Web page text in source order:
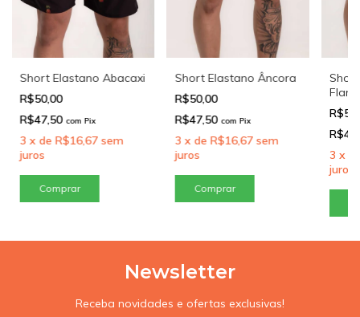
Short Elastano Abacaxi
R$50,00
R$47,50 com Pix
3 x de R$16,67 sem
juros
Comprar
Short Elastano Âncora
R$50,00
R$47,50 com Pix
3 x de R$16,67 sem
juros
Comprar
3 x
juros
Newsletter
Receba novidades e ofertas exclusivas!